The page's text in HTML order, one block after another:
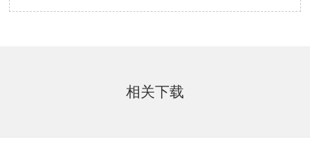
相关下载